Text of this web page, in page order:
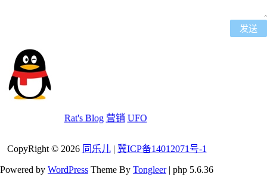
给力！！！
友情链接[自助申请][若未找到自己则
Rat's Blog 营销 UFO
CopyRight © 2026 同乐儿| 冀ICP备14012071号-1
Powered by WordPress Theme By Tongleer| php 5.6.36